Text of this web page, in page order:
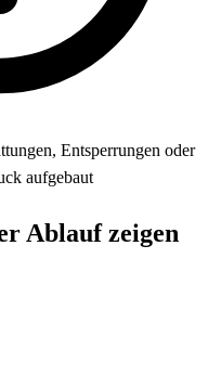
Entsperrungen oder
aufgebaut
Ablauf zeigen